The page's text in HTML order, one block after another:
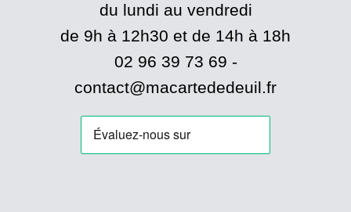
du lundi au vendredi
de 9h à 12h30 et de 14h à 18h
02 96 39 73 69 -
contact@macartededeuil.fr